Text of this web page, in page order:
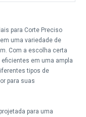
para Corte Preciso
uma variedade de
Com a escolha certa
eficientes em uma ampla
tipos de
para suas
para uma